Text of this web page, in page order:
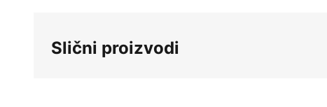
Slični proizvodi